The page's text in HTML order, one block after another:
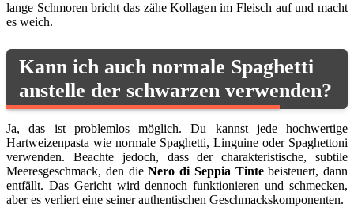
lange Schmoren bricht das zähe Kollagen im Fleisch auf und macht
es weich.
Kann ich auch normale Spaghetti
anstelle der schwarzen verwenden?
Ja, das ist problemlos möglich. Du kannst jede hochwertige
Hartweizenpasta wie normale Spaghetti, Linguine oder Spaghettoni
verwenden. Beachte jedoch, dass der charakteristische, subtile
Meeresgeschmack, den dieNero di Seppia Tintebeisteuert, dann
entfällt. Das Gericht wird dennoch funktionieren und schmecken,
aber es verliert eine seiner authentischen Geschmackskomponenten.